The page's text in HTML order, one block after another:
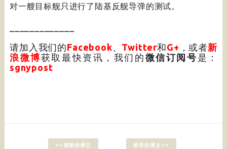
对一艘目标舰只进行了陆基反舰导弹的测试。
请加入我们的Facebook、 Twitter和G+ ，或者新
浪微博获取最快资讯，我们的 微信订阅号 是：
sgnypost
<< 较新的博文 较早的博文 >>